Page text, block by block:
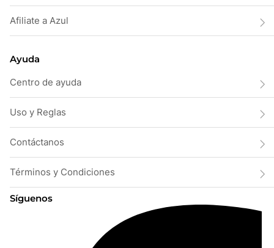
Afiliate a Azul
Ayuda
Centro de ayuda
Uso y Reglas
Contáctanos
Términos y Condiciones
Síguenos